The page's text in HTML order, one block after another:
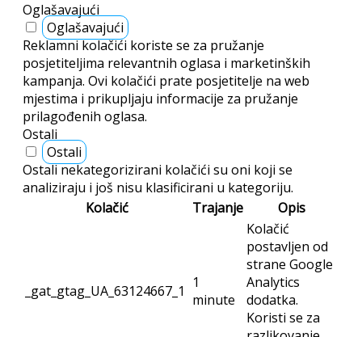
Oglašavajući
Oglašavajući
Reklamni kolačići koriste se za pružanje
posjetiteljima relevantnih oglasa i marketinških
kampanja. Ovi kolačići prate posjetitelje na web
mjestima i prikupljaju informacije za pružanje
prilagođenih oglasa.
Ostali
Ostali
Ostali nekategorizirani kolačići su oni koji se
analiziraju i još nisu klasificirani u kategoriju.
Kolačić
Trajanje Opis
_gat_gtag_UA_63124667_1
1
minute
Kolačić
postavljen od
strane Google
Analytics
dodatka.
Koristi se za